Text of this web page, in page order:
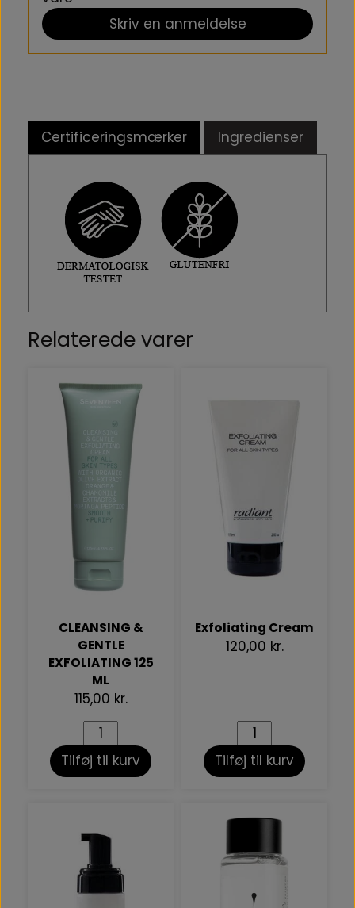
opadgående, cirkulære bevægelser. Fjern forsigtigt med en
vatrondel eller serviet.Skriv en anmeldelse
Certificeringsmærker Ingredienser
Relaterede varer
CLEANSING &
GENTLE
EXFOLIATING 125
ML
115,00 kr.
Tilføj til kurv
Exfoliating Cream
120,00 kr.
Tilføj til kurv